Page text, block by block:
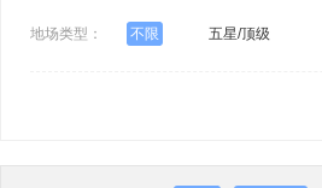
地场类型： 不限 五星/顶级